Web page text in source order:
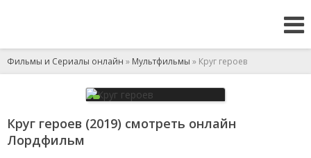
Фильмы и Сериалы онлайн » Мультфильмы » Круг героев
Круг героев (2019) смотреть онлайн
Лордфильм